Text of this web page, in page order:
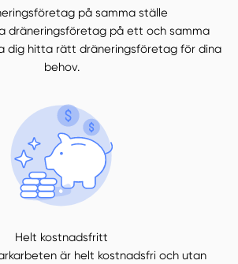
på samma ställe
dräneringsföretag på ett och samma
dig hitta rätt dräneringsföretag för dina
behov.
Helt kostnadsfritt
är helt kostnadsfri och utan